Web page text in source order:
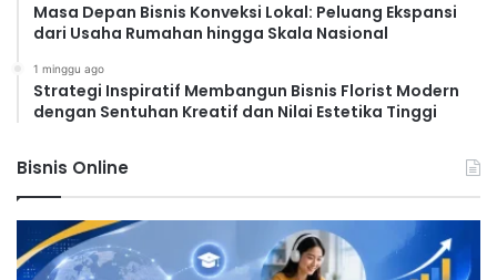
Masa Depan Bisnis Konveksi Lokal: Peluang Ekspansi
dari Usaha Rumahan hingga Skala Nasional
1 minggu ago
Strategi Inspiratif Membangun Bisnis Florist Modern
dengan Sentuhan Kreatif dan Nilai Estetika Tinggi
Bisnis Online